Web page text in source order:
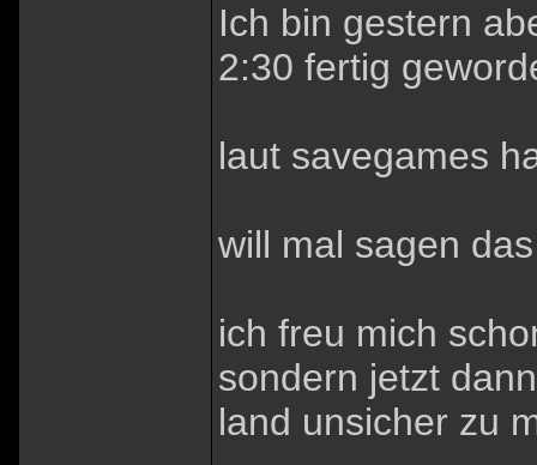
Ich bin gestern
2:30 fertig
laut savegames
will mal sagen
ich freu mich
sondern jetzt
land unsicher zu